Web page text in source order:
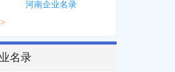
河南企业名录
名录